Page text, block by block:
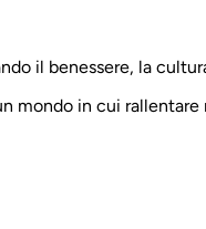
il benessere, la
in cui rallentare